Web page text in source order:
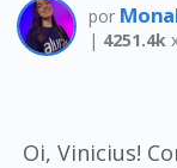
por
| 4251.4k
Oi, Vinicius!